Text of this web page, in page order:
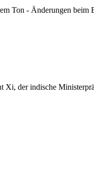
Ton - Änderungen beim
Xi, der indische